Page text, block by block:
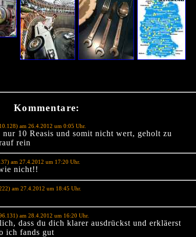
Kommentare:
am 26.4.2012 um 0:05 Uhr.
nur 10 Reasis und somit nicht wert, geholt zu
rein
am 27.4.2012 um 17:20 Uhr.
nicht!!
am 27.4.2012 um 18:45 Uhr.
am 28.4.2012 um 16:20 Uhr.
dass du dich klarer ausdrückst und erkläerst
ich fands gut